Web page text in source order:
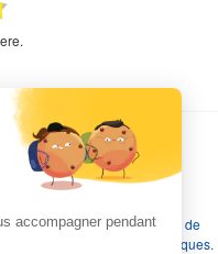
station de relevage, pompe de
immergée et moteurs électriques.